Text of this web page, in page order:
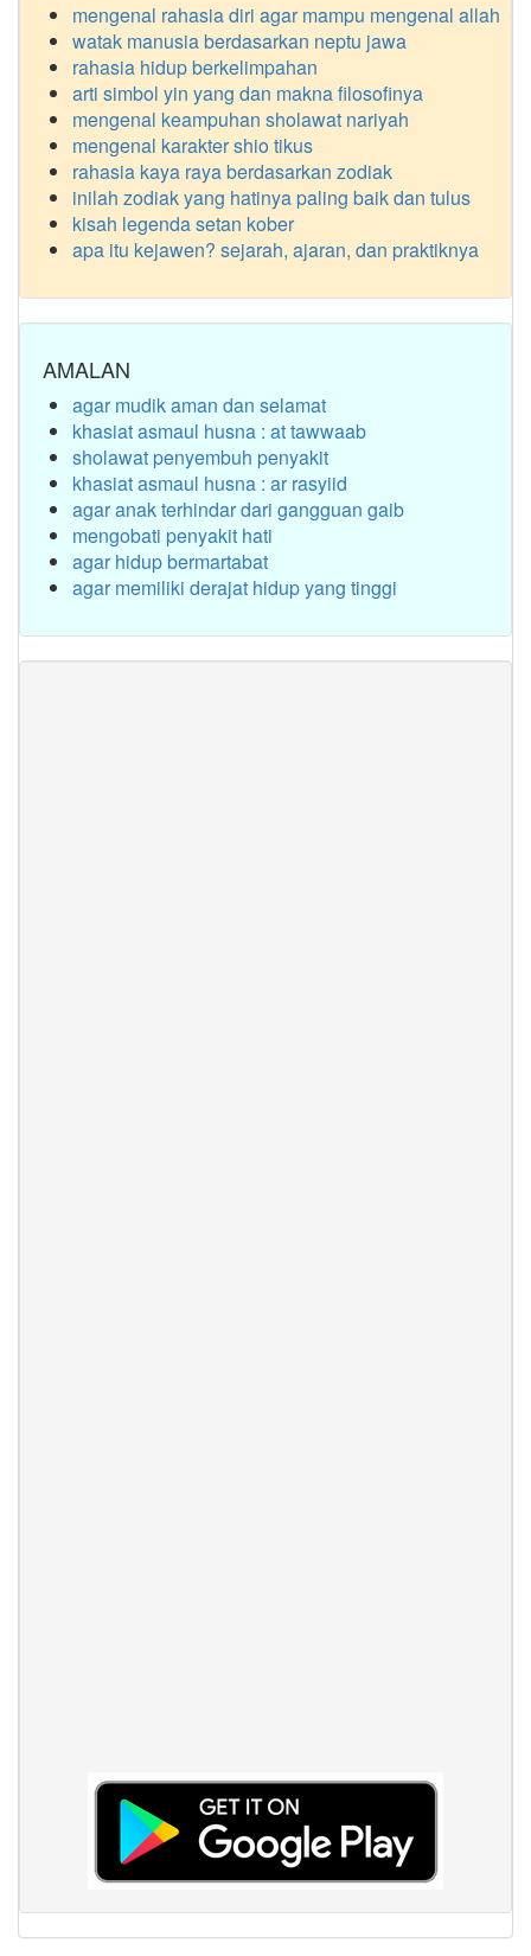
mengenal rahasia diri agar mampu mengenal allah
watak manusia berdasarkan neptu jawa
rahasia hidup berkelimpahan
arti simbol yin yang dan makna filosofinya
mengenal keampuhan sholawat nariyah
mengenal karakter shio tikus
rahasia kaya raya berdasarkan zodiak
inilah zodiak yang hatinya paling baik dan tulus
kisah legenda setan kober
apa itu kejawen? sejarah, ajaran, dan praktiknya
AMALAN
agar mudik aman dan selamat
khasiat asmaul husna : at tawwaab
sholawat penyembuh penyakit
khasiat asmaul husna : ar rasyiid
agar anak terhindar dari gangguan gaib
mengobati penyakit hati
agar hidup bermartabat
agar memiliki derajat hidup yang tinggi